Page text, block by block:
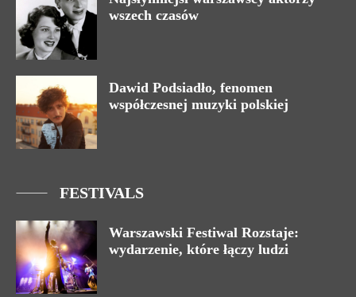
wszech czasów
Dawid Podsiadło, fenomen
współczesnej muzyki polskiej
FESTIVALS
Warszawski Festiwal Rozstaje:
wydarzenie, które łączy ludzi